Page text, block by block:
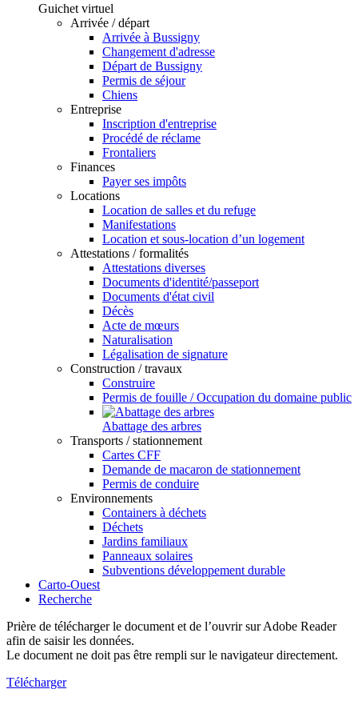
Guichet virtuel
Arrivée / départ
Arrivée à Bussigny
Changement d'adresse
Départ de Bussigny
Permis de séjour
Chiens
Entreprise
Inscription d'entreprise
Procédé de réclame
Frontaliers
Finances
Payer ses impôts
Locations
Location de salles et du refuge
Manifestations
Location et sous-location d’un logement
Attestations / formalités
Attestations diverses
Documents d'identité/passeport
Documents d'état civil
Décès
Acte de mœurs
Naturalisation
Légalisation de signature
Construction / travaux
Construire
Permis de fouille / Occupation du domaine public
Abattage des arbres
Transports / stationnement
Cartes CFF
Demande de macaron de stationnement
Permis de conduire
Environnements
Containers à déchets
Déchets
Jardins familiaux
Panneaux solaires
Subventions développement durable
Carto-Ouest
Recherche
Prière de télécharger le document et de l’ouvrir sur Adobe Reader
afin de saisir les données.
Le document ne doit pas être rempli sur le navigateur directement.
Télécharger